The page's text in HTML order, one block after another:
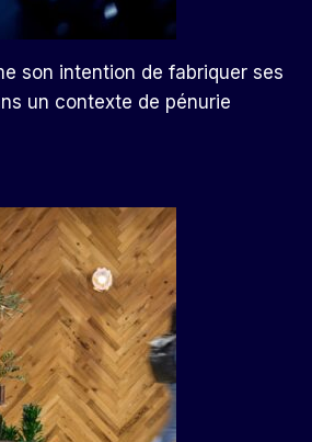
son intention de fabriquer ses
un contexte de pénurie